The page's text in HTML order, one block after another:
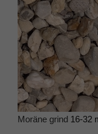
Moräne grind 16-32